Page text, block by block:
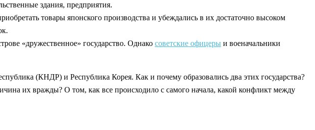
здания, предприятия.
товары японского производства и убеждались в их достаточно высоком
«дружественное» государство. Однако советские офицеры и военачальники
(КНДР) и Республика Корея. Как и почему образовались два этих государства?
их вражды? О том, как все происходило с самого начала, какой конфликт между